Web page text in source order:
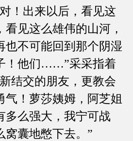
出来以后，看见这
见这么雄伟的山河，
也不可能回到那个阴湿
！他们……”采采指着
结交的朋友，更教会
气！萝莎姨姆，阿芝姐
多么强大，我宁可战
窝囊地憋下去。”